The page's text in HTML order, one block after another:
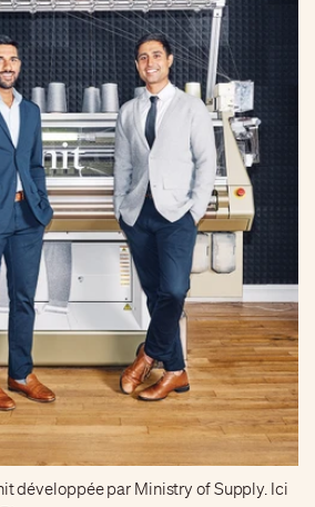
développée par Ministry of Supply. Ici
plus de marques investissent
de fabrication durables, nous